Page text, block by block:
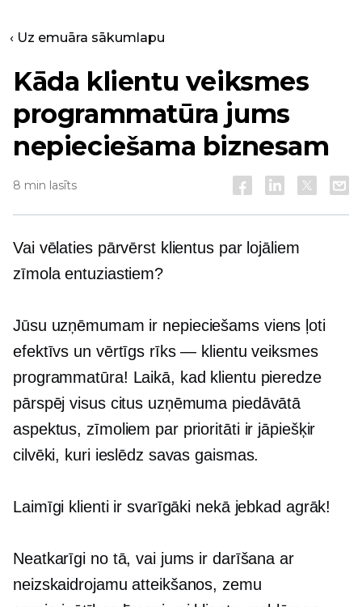
‹ Uz emuāra sākumlapu
Kāda klientu veiksmes
programmatūra jums
nepieciešama biznesam
8 min lasīts
Vai vēlaties pārvērst klientus par lojāliem
zīmola entuziastiem?
Jūsu uzņēmumam ir nepieciešams viens ļoti
efektīvs un vērtīgs rīks — klientu veiksmes
programmatūra! Laikā, kad klientu pieredze
pārspēj visus citus uzņēmuma piedāvātā
aspektus, zīmoliem par prioritāti ir jāpiešķir
cilvēki, kuri ieslēdz savas gaismas.
Laimīgi klienti ir svarīgāki nekā jebkad agrāk!
Neatkarīgi no tā, vai jums ir darīšana ar
neizskaidrojamu atteikšanos, zemu